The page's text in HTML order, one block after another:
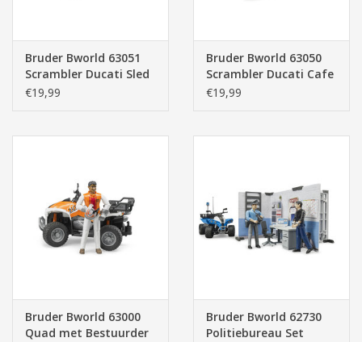
Bruder Bworld 63051
Scrambler Ducati Sled
en Berijder
€19,99
Bruder Bworld 63050
Scrambler Ducati Cafe
Racer en Berijder
€19,99
Bruder Bworld 63000
Quad met Bestuurder
Bruder Bworld 62730
Politiebureau Set